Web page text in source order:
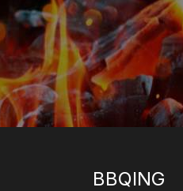
BBQING